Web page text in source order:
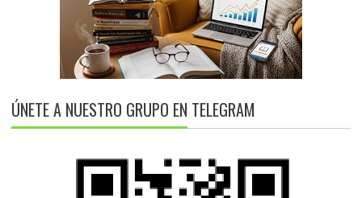
ÚNETE A NUESTRO GRUPO EN TELEGRAM